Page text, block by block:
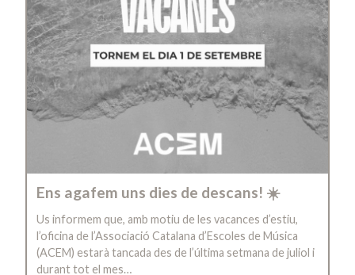
Ens agafem uns dies de descans! ☀️
Us informem que, amb motiu de les vacances d’estiu,
l’oficina de l’Associació Catalana d’Escoles de Música
(ACEM) estarà tancada des de l’última setmana de juliol i
durant tot el mes…